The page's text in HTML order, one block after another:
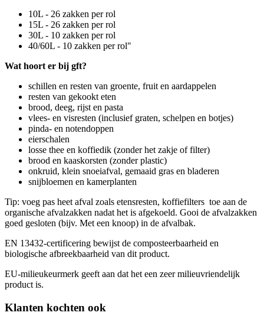
10L - 26 zakken per rol
15L - 26 zakken per rol
30L - 10 zakken per rol
40/60L - 10 zakken per rol"
Wat hoort er bij gft?
schillen en resten van groente, fruit en aardappelen
resten van gekookt eten
brood, deeg, rijst en pasta
vlees- en visresten (inclusief graten, schelpen en botjes)
pinda- en notendoppen
eierschalen
losse thee en koffiedik (zonder het zakje of filter)
brood en kaaskorsten (zonder plastic)
onkruid, klein snoeiafval, gemaaid gras en bladeren
snijbloemen en kamerplanten
Tip: voeg pas heet afval zoals etensresten, koffiefilters toe aan de
organische afvalzakken nadat het is afgekoeld. Gooi de afvalzakken
goed gesloten (bijv. Met een knoop) in de afvalbak.
EN 13432-certificering bewijst de composteerbaarheid en
biologische afbreekbaarheid van dit product.
EU-milieukeurmerk geeft aan dat het een zeer milieuvriendelijk
product is.
Klanten kochten ook